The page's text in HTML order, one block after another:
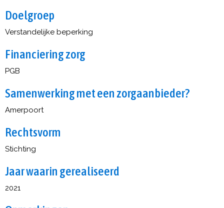
Doelgroep
Verstandelijke beperking
Financiering zorg
PGB
Samenwerking met een zorgaanbieder?
Amerpoort
Rechtsvorm
Stichting
Jaar waarin gerealiseerd
2021